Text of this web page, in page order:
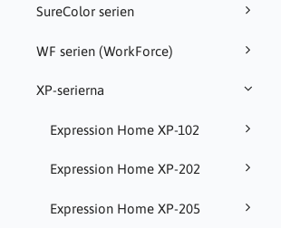
SureColor serien
WF serien (WorkForce)
XP-serierna
Expression Home XP-102
Expression Home XP-202
Expression Home XP-205